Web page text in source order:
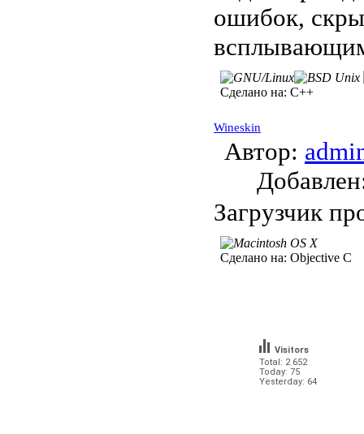
ошибок,
Сделано на: C++
Wineskin
Автор:
Загрузчик
Сделано на: Objective C
Total: 2 652
Today: 75
Yesterday: 64
Visitors